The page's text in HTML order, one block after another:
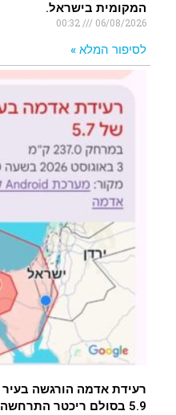
המקומית בישראל.
06/08/2026
00:32
לסיפור המלא »
רעידת אדמה הורגשה
5.9 בסולם ריכטר